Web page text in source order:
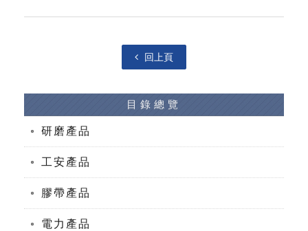
回上頁
目錄總覽
研磨產品
工安產品
膠帶產品
電力產品